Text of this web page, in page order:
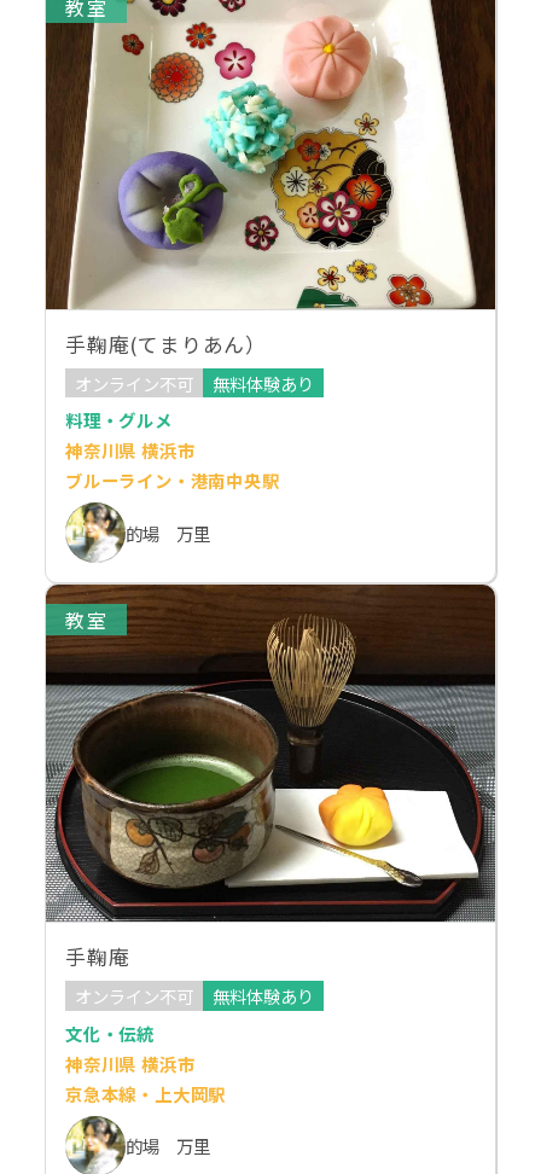
教室
手鞠庵(てまりあん）
オンライン不可
無料体験あり
料理・グルメ
神奈川県 横浜市
ブルーライン・港南中央駅
的場 万里
教室
手鞠庵
オンライン不可
無料体験あり
文化・伝統
神奈川県 横浜市
京急本線・上大岡駅
的場 万里